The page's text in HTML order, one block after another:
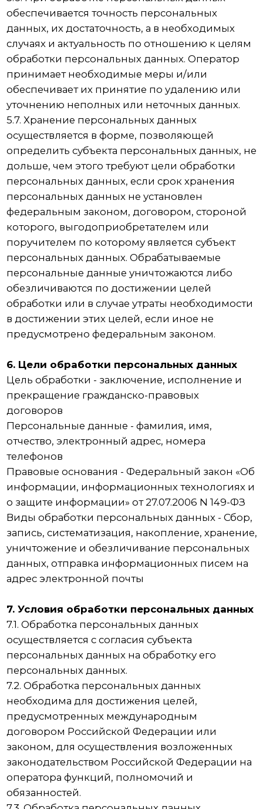
по гражданско-правовому договору.
8.3. В случае выявления неточностей в
актуализировать их самостоятельно, путем
направления Оператору уведомление на адрес
электронной почты Оператора
персональных данных».
8.4. Срок обработки персональных данных
определяется достижением целей, для
которых были собраны персональные данные,
если иной срок не предусмотрен договором
или действующим законодательством.
свое согласие на обработку персональных
данных, направив Оператору уведомление
электронный адрес Оператора
emaksstom@mail.ru с пометкой «Отзыв
согласия на обработку персональных данных».
сторонними сервисами, в том числе
платежными системами, средствами связи и
обрабатывается указанными лицами
(Операторами) в соответствии с их
Пользовательским соглашением и Политикой
данных и/или с указанными документами.
Оператор не несет ответственность за действия
8.6. Установленные субъектом персональных
данных запреты на передачу (кроме
или условия обработки (кроме получения
доступа) персональных данных, разрешенных
для распространения, не действуют в случаях
обработки персональных данных в
государственных, общественных и иных
публичных интересах, определенных
8.7. Оператор при обработке персональных
данных обеспечивает конфиденциальность
персональных данных.
8.8. Оператор осуществляет хранение
персональных данных в форме, позволяющей
определить субъекта персональных данных, не
персональных данных, если срок хранения
персональных данных не установлен
федеральным законом, договором, стороной
которого, выгодоприобретателем или
персональных данных.
персональных данных может являться
достижение целей обработки персональных
данных, истечение срока действия согласия
субъекта персональных данных, отзыв согласия
субъектом персональных данных или
требование о прекращении обработки
неправомерной обработки персональных
данных.
9. Перечень действий, производимых
Оператором с полученными персональными
данными
систематизацию, накопление, хранение,
уточнение (обновление, изменение),
извлечение, использование, передачу